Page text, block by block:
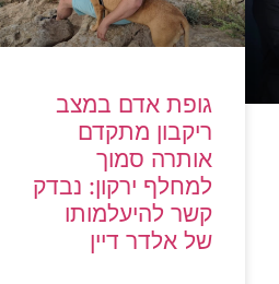
גופת אדם במצב
ריקבון מתקדם
אותרה סמוך
למחלף ירקון: נבדק
קשר להיעלמותו
של אלדר דיין